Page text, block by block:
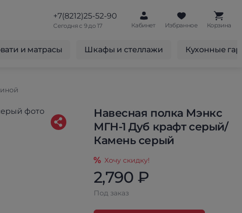
+7(8212)25-52-90
Сегодня с 9 до 17 Кабинет Избранное Корзина
и матрасы Шкафы и стеллажи Кухонные
Навесная полка Мэнкс
МГН-1 Дуб крафт серый/
Камень серый
Хочу скидку!
2,790 ₽
Под заказ